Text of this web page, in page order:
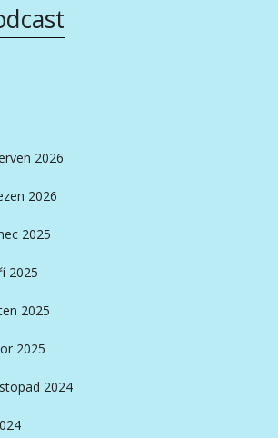
2026
2026
2025
2025
2025
2025
2024